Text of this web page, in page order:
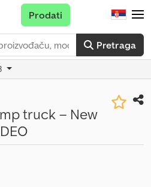
Pretraga
Prodati
truck – New